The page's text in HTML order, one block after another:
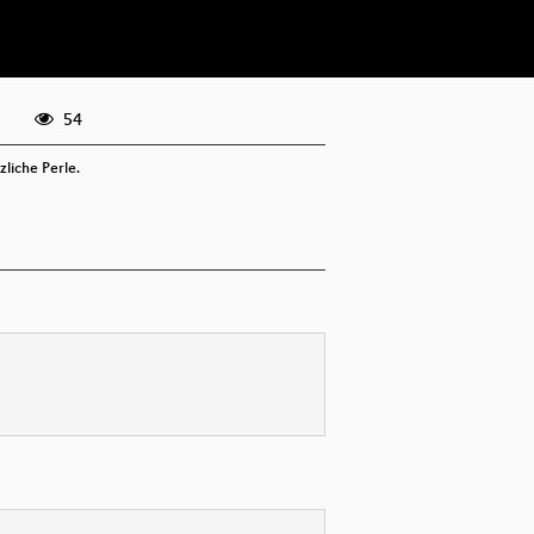
54
Perle.